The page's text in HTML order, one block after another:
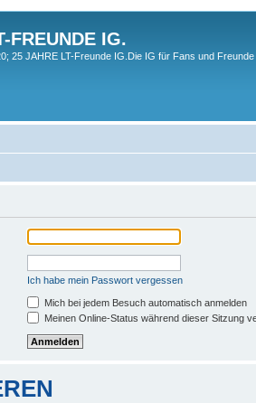
FREUNDE IG.
25 JAHRE LT-Freunde IG.Die IG für Fans und
Ich habe mein Passwort vergessen
Mich bei jedem Besuch automatisch anmelden
Meinen Online-Status während dieser Sitzung